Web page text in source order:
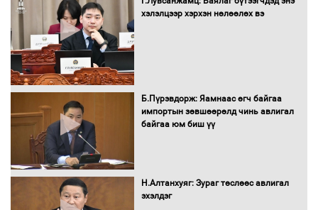
хэлэлцээр хэрхэн нөлөөлөх вэ
Б.Пүрэвдорж: Яамнаас өгч байгаа
импортын зөвшөөрөлд чинь авлигал
байгаа юм биш үү
Н.Алтанхуяг: Зураг төслөөс авлигал
эхэлдэг